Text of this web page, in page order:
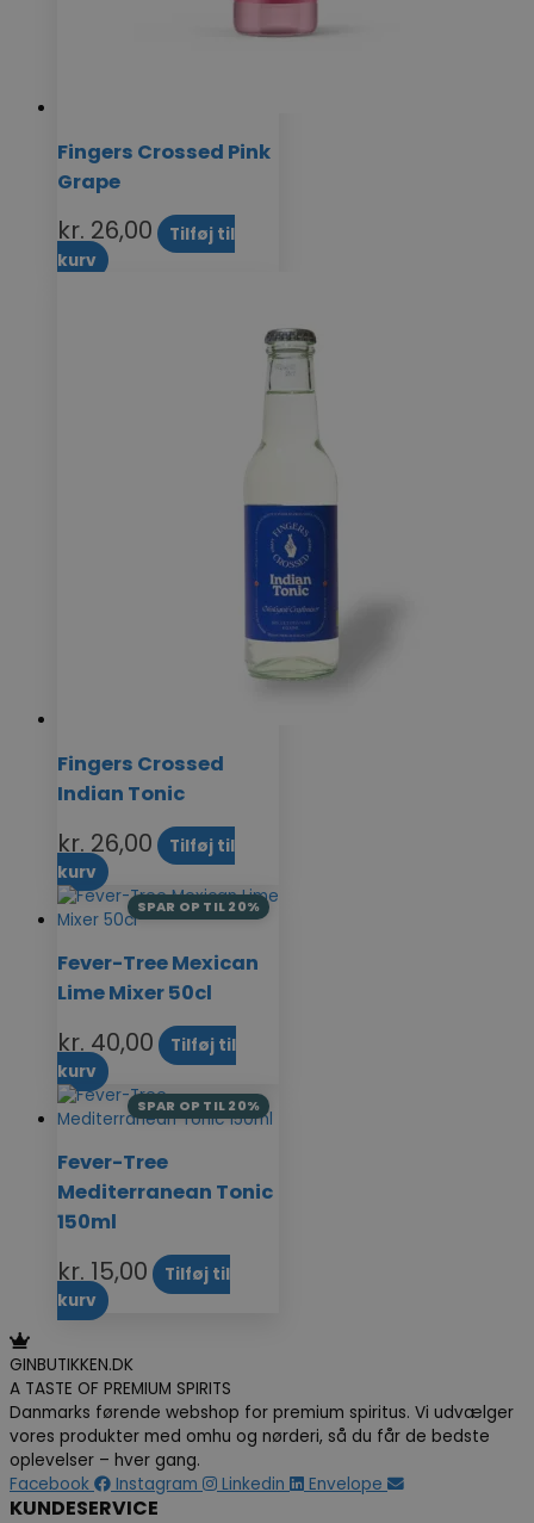
Fingers Crossed Pink
Grape
kr. 26,00
Tilføj til
kurv
Fingers Crossed
Indian Tonic
kr. 26,00
Tilføj til
kurv
SPAR OP TIL 20%
Fever-Tree Mexican
Lime Mixer 50cl
kr. 40,00
Tilføj til
kurv
SPAR OP TIL 20%
Fever-Tree
Mediterranean Tonic
150ml
kr. 15,00
Tilføj til
kurv
GINBUTIKKEN.DK
A TASTE OF PREMIUM SPIRITS
Danmarks førende webshop for premium spiritus. Vi udvælger
vores produkter med omhu og nørderi, så du får de bedste
oplevelser – hver gang.
Facebook
Instagram Linkedin Envelope
KUNDESERVICE